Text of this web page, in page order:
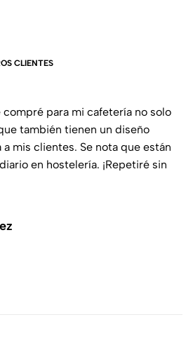
CLIENTES
compré para mi cafetería no solo
también tienen un diseño
mis clientes. Se nota que están
en hostelería. ¡Repetiré sin